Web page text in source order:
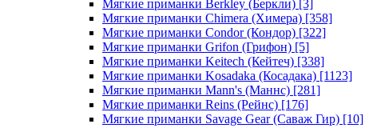
Мягкие приманки Berkley (Беркли) [3]
Мягкие приманки Chimera (Химера) [358]
Мягкие приманки Condor (Кондор) [322]
Мягкие приманки Grifon (Грифон) [5]
Мягкие приманки Keitech (Кейтеч) [338]
Мягкие приманки Kosadaka (Косадака) [1123]
Мягкие приманки Mann's (Маннс) [281]
Мягкие приманки Reins (Рейнс) [176]
Мягкие приманки Savage Gear (Саваж Гир) [10]